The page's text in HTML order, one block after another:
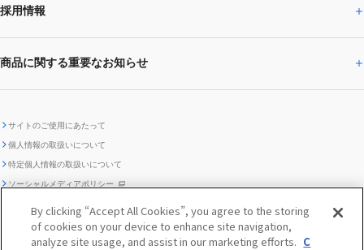
IRライブラリー
株主・投資家サポート
IRカレンダー
ディスクロージャー
ポリシー
CEOサステナビリティ
環境
ガバナンス
編集方針 レポートライブラリー
SUBARUらしさトップ
SUBARUびと
SUBARUデザイン
「SUBARUらしさ」を
際立たせる技術
2.環境技術
『魔改造の夜』特設サイト
採用情報
採用情報トップ
販売会社グループ採用 期間従業員採用
商品に関する重要なお知らせ
SUBARU ハイブリッド車 レスキュ
ー時の取扱い
自動車リサイクル リコール情報
サイトのご使用にあたって
個人情報の取扱いについて
特定個人情報の取扱いについて
ソーシャルメディアポリシー
クッキーポリシー
メディア
By clicking “Accept All Cookies”, you agree to the storing
of cookies on your device to enhance site navigation,
analyze site usage, and assist in our marketing efforts. C